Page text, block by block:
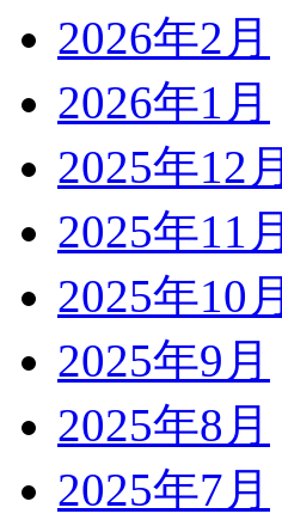
2026年2月
2026年1月
2025年12月
2025年11月
2025年10月
2025年9月
2025年8月
2025年7月